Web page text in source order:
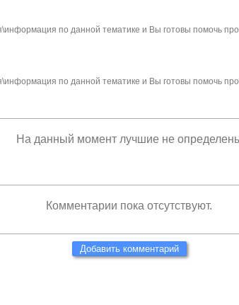
по данной тематике и Вы готовы помочь
по данной тематике и Вы готовы помочь
На данный момент лучшие не
Комментарии пока отсутствуют.
Добавить комментарий